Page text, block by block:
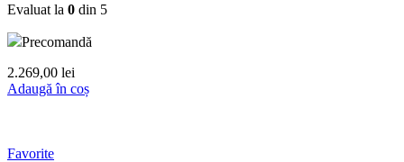
Evaluat la 0 din 5
Precomandă
2.269,00 lei
Adaugă în coș
Favorite